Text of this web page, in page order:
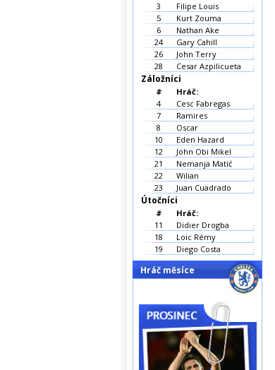
3
Filipe Louis
5
Kurt Zouma
6
Nathan Ake
24
Gary Cahill
26
John Terry
28
Cesar Azpilicueta
Záložníci
#
Hráč:
4
Cesc Fabregas
7
Ramires
8
Oscar
10
Eden Hazard
12
John Obi Mikel
21
Nemanja Matić
22
Wilian
23
Juan Cuadrado
Útočníci
#
Hráč:
11
Didier Drogba
18
Loic Rémy
19
Diego Costa
Hráč měsíce